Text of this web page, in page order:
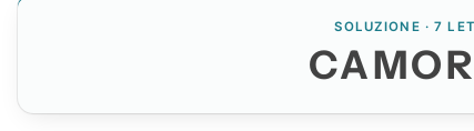
SOLUZIONE · 7